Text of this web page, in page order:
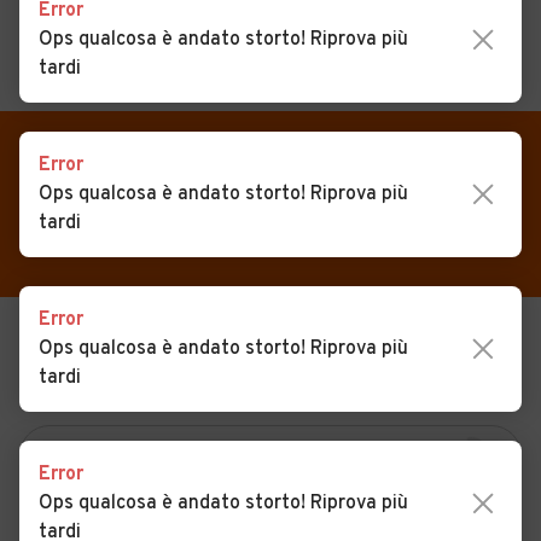
CERCA
Auto
Auto usate
Auto Km 0
Noleggio a lungo termine
Camper
VENDI
MAGAZINE
ACCEDI
Auto usate in vendita
USATO
NUOVO
Error
Ops qualcosa è andato storto! Riprova più
tardi
Error
Ops qualcosa è andato storto! Riprova più
tardi
Error
Ops qualcosa è andato storto! Riprova più
tardi
Error
Ops qualcosa è andato storto! Riprova più
tardi